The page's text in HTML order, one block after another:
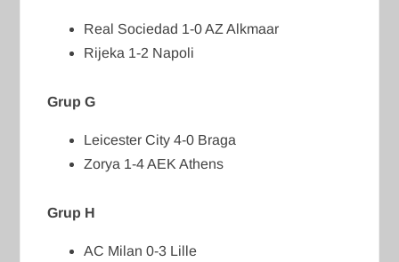
Real Sociedad 1-0 AZ Alkmaar
Rijeka 1-2 Napoli
Grup G
Leicester City 4-0 Braga
Zorya 1-4 AEK Athens
Grup H
AC Milan 0-3 Lille